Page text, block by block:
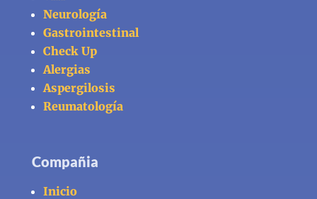
Neurología
Gastrointestinal
Check Up
Alergias
Aspergilosis
Reumatología
Compañia
Inicio